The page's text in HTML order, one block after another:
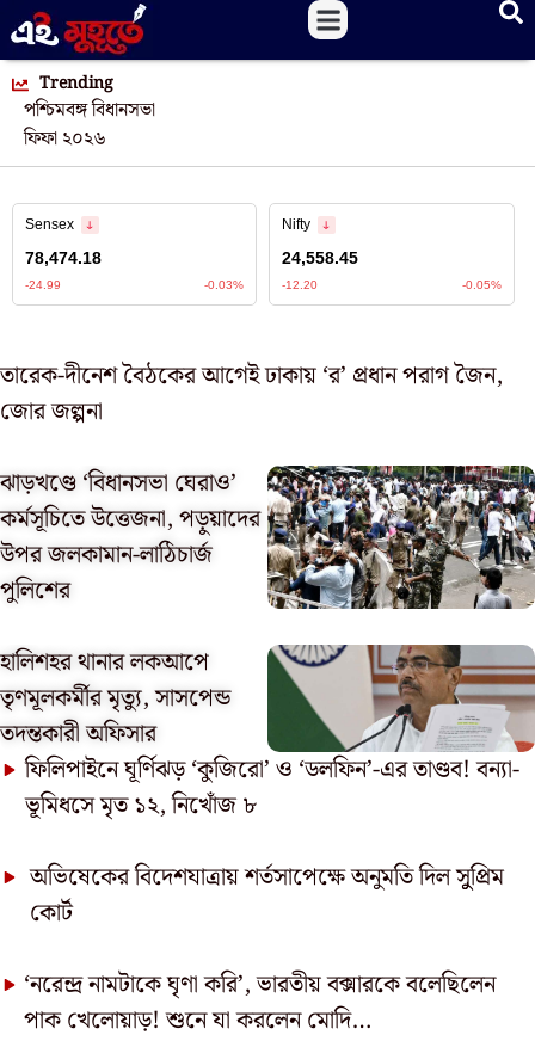
Trending
পশ্চিমবঙ্গ বিধানসভা
ফিফা ২০২৬
তারেক-দীনেশ বৈঠকের আগেই ঢাকায় ‘র’ প্রধান পরাগ জৈন,
জোর জল্পনা
ঝাড়খণ্ডে ‘বিধানসভা ঘেরাও’
কর্মসূচিতে উত্তেজনা, পড়ুয়াদের
উপর জলকামান-লাঠিচার্জ
পুলিশের
হালিশহর থানার লকআপে
তৃণমূলকর্মীর মৃত্যু, সাসপেন্ড
তদন্তকারী অফিসার
ফিলিপাইনে ঘূর্ণিঝড় ‘কুজিরো’ ও ‘ডলফিন’-এর তাণ্ডব! বন্যা-
ভূমিধসে মৃত ১২, নিখোঁজ ৮
অভিষেকের বিদেশযাত্রায় শর্তসাপেক্ষে অনুমতি দিল সুুপ্রিম
কোর্ট
‘নরেন্দ্র নামটাকে ঘৃণা করি’, ভারতীয় বক্সারকে বলেছিলেন
পাক খেলোয়াড়! শুনে যা করলেন মোদি…